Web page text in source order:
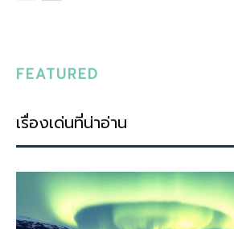
FEATURED
เรื่องเด่นที่น่าอ่าน